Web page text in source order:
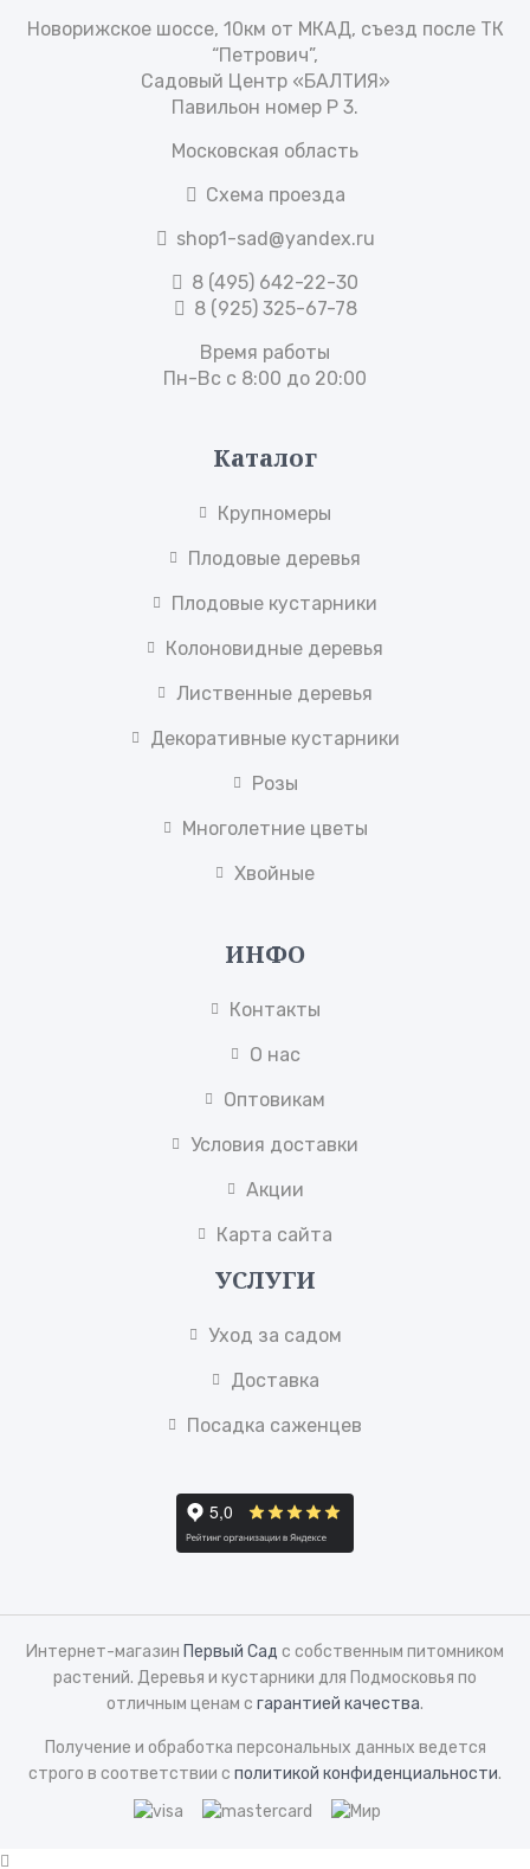
Новорижское шоссе, 10км от МКАД, съезд после ТК
“Петрович”,
Садовый Центр «БАЛТИЯ»
Павильон номер Р 3.
Московская область
Схема проезда
shop1-sad@yandex.ru
8 (495) 642-22-30
8 (925) 325-67-78
Время работы
Пн-Вс с 8:00 до 20:00
Каталог
Крупномеры
Плодовые деревья
Плодовые кустарники
Колоновидные деревья
Лиственные деревья
Декоративные кустарники
Розы
Многолетние цветы
Хвойные
ИНФО
Контакты
О нас
Оптовикам
Условия доставки
Акции
Карта сайта
УСЛУГИ
Уход за садом
Доставка
Посадка саженцев
Интернет-магазин Первый Сад с собственным питомником
растений. Деревья и кустарники для Подмосковья по
отличным ценам с гарантией качества.
Получение и обработка персональных данных ведется
строго в соответствии с политикой конфиденциальности.